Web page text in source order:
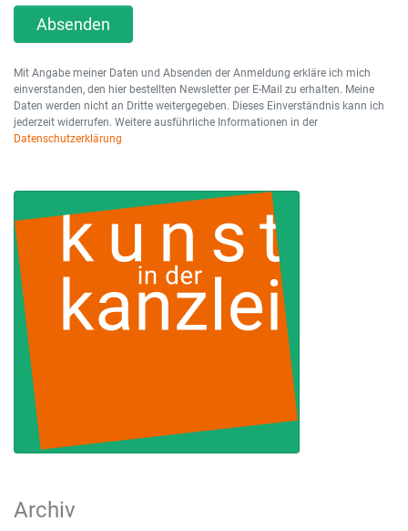
Absenden
Mit Angabe meiner Daten und Absenden der Anmeldung erkläre ich mich
einverstanden, den hier bestellten Newsletter per E-Mail zu erhalten. Meine
Daten werden nicht an Dritte weitergegeben. Dieses Einverständnis kann ich
jederzeit widerrufen. Weitere ausführliche Informationen in der
Datenschutzerklärung
Archiv